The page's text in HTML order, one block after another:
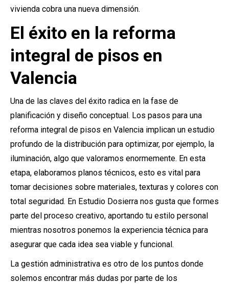
vivienda cobra una nueva dimensión.
El éxito en la reforma
integral de pisos en
Valencia
Una de las claves del éxito radica en la fase de
planificación y diseño conceptual. Los pasos para una
reforma integral de pisos en Valencia implican un estudio
profundo de la distribución para optimizar, por ejemplo, la
iluminación, algo que valoramos enormemente. En esta
etapa, elaboramos planos técnicos, esto es vital para
tomar decisiones sobre materiales, texturas y colores con
total seguridad. En Estudio Dosierra nos gusta que formes
parte del proceso creativo, aportando tu estilo personal
mientras nosotros ponemos la experiencia técnica para
asegurar que cada idea sea viable y funcional.
La gestión administrativa es otro de los puntos donde
solemos encontrar más dudas por parte de los